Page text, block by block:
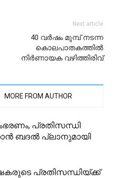
Next article
40 വര്‍ഷം മുമ്പ് നടന്ന
കൊലപാതകത്തില്‍
നിര്‍ണായക വഴിത്തിരിവ്
MORE FROM AUTHOR
പ്രതിസന്ധി
ബദൽ പ്ലാനുമായി
പ്രതിസന്ധിയ്ക്ക്